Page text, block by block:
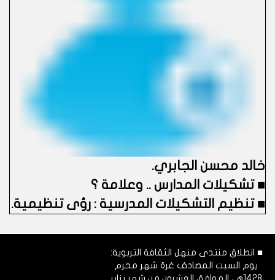
خالد محسن الجابري.
■تشكيلات المدارس .. وعلامة ؟
■تنظيم التشكيلات المدرسية : رؤى تنظيمية.
■ انطلاق منتدى منهل الثقافة التربوية:
يوم السبت المصادف غرة شهر محرم